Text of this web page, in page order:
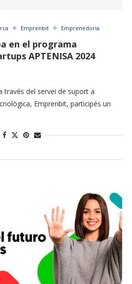
Emprenbit Emprenedoria
en el programa
APTENISA 2024
través del servei de suport a
Emprenbit, participés un